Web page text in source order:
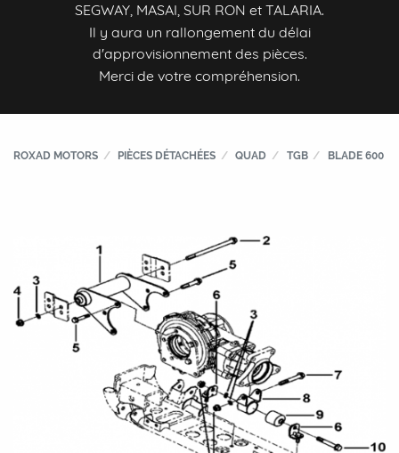
SEGWAY, MASAI, SUR RON et TALARIA.
Il y aura un rallongement du délai
d'approvisionnement des pièces.
Merci de votre compréhension.
ROXAD MOTORS PIÈCES DÉTACHÉES QUAD TGB BLADE 600 LT